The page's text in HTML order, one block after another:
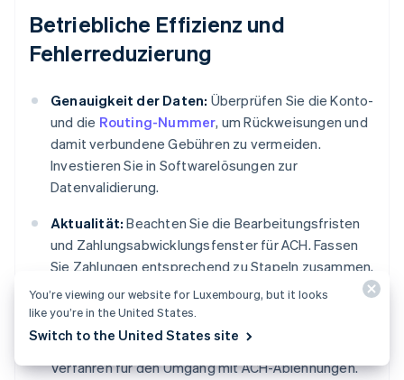
Betriebliche Effizienz und
Fehlerreduzierung
Genauigkeit der Daten: Überprüfen Sie die Konto-
und die Routing-Nummer, um Rückweisungen und
damit verbundene Gebühren zu vermeiden.
Investieren Sie in Softwarelösungen zur
Datenvalidierung.
Aktualität: Beachten Sie die Bearbeitungsfristen
und Zahlungsabwicklungsfenster für ACH. Fassen
Sie Zahlungen entsprechend zu Stapeln zusammen,
damit sie rechtzeitig abgeschlossen werden
können.
Ablehnungsmanagement:Haben Sie ein klares
Verfahren für den Umgang mit ACH-Ablehnungen.
You’re viewing our website for Luxembourg, but it looks
like you’re in the United States.
Switch to the United States site